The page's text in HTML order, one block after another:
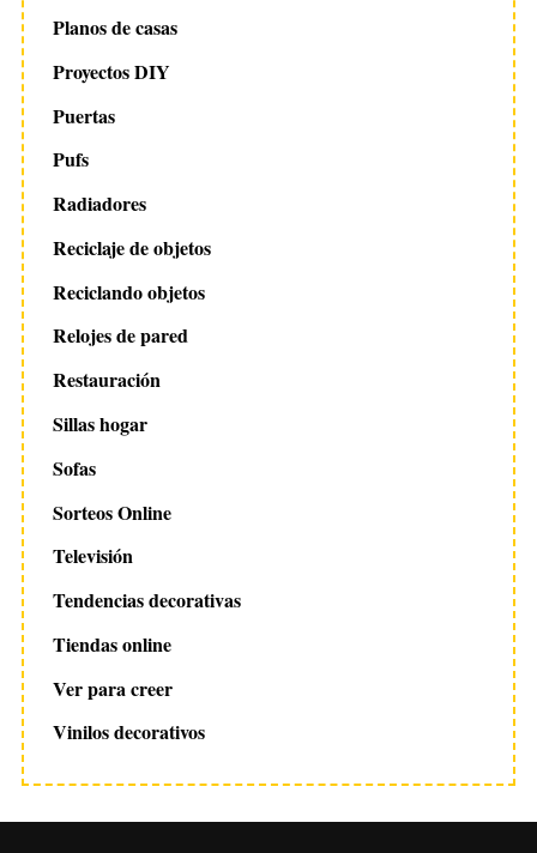
Planos de casas
Proyectos DIY
Puertas
Pufs
Radiadores
Reciclaje de objetos
Reciclando objetos
Relojes de pared
Restauración
Sillas hogar
Sofas
Sorteos Online
Televisión
Tendencias decorativas
Tiendas online
Ver para creer
Vinilos decorativos